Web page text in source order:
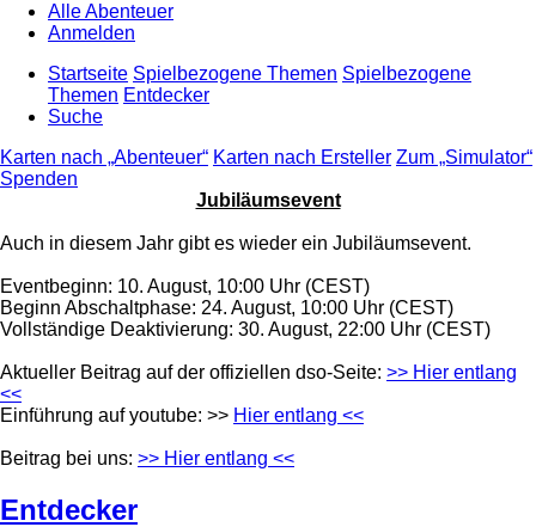
Alle Abenteuer
Anmelden
Startseite Spielbezogene Themen Spielbezogene
Themen Entdecker
Suche
Karten nach „Abenteuer“ Karten nach Ersteller Zum „Simulator“
Spenden
Jubiläumsevent
Auch in diesem Jahr gibt es wieder ein Jubiläumsevent.
Eventbeginn: 10. August, 10:00 Uhr (CEST)
Beginn Abschaltphase: 24. August, 10:00 Uhr (CEST)
Vollständige Deaktivierung: 30. August, 22:00 Uhr (CEST)
Aktueller Beitrag auf der offiziellen dso-Seite: >> Hier entlang
<<
Einführung auf youtube: >> Hier entlang <<
Beitrag bei uns: >> Hier entlang <<
Entdecker